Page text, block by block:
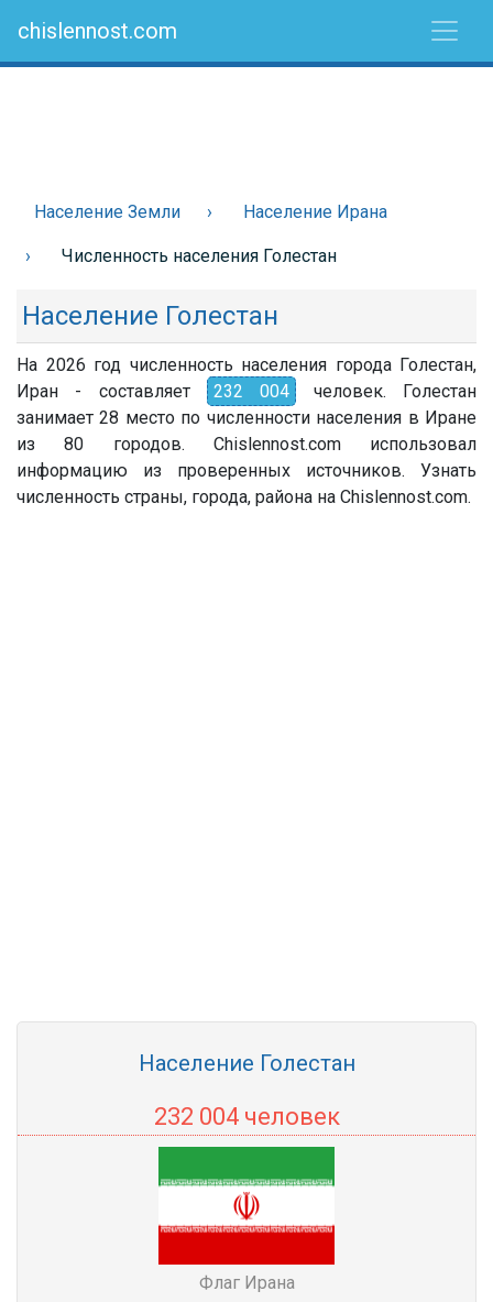
chislennost.com
Население Земли Население Ирана
Численность населения Голестан
Население Голестан
На 2026 год численность населения города Голестан,
Иран - составляет
232 004
человек. Голестан
занимает 28 место по численности населения в Иране
из 80 городов. Chislennost.com использовал
информацию из проверенных источников. Узнать
численность страны, города, района на Chislennost.com.
Население Голестан
232 004 человек
Флаг Ирана